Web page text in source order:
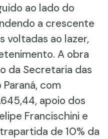
ao lado do
a crescente
voltadas ao lazer,
A obra
da Secretaria das
com
apoio dos
Francischini e
de 10% da